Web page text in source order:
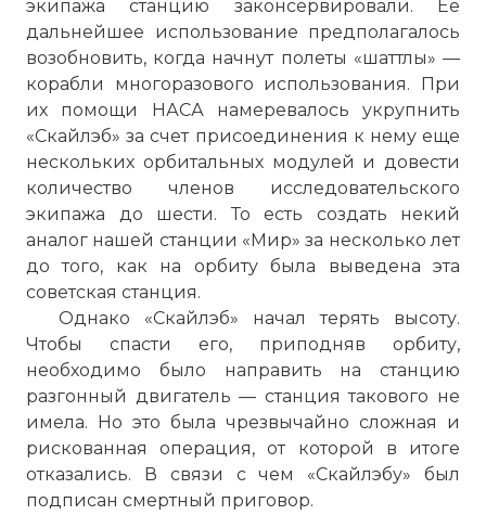
экипажа станцию законсервировали. Ее
дальнейшее использование предполагалось
возобновить, когда начнут полеты «шаттлы» —
корабли многоразового использования. При
их помощи НАСА намеревалось укрупнить
«Скайлэб» за счет присоединения к нему еще
нескольких орбитальных модулей и довести
количество членов исследовательского
экипажа до шести. То есть создать некий
аналог нашей станции «Мир» за несколько лет
до того, как на орбиту была выведена эта
советская станция.
Однако «Скайлэб» начал терять высоту.
Чтобы спасти его, приподняв орбиту,
необходимо было направить на станцию
разгонный двигатель — станция такового не
имела. Но это была чрезвычайно сложная и
рискованная операция, от которой в итоге
отказались. В связи с чем «Скайлэбу» был
подписан смертный приговор.